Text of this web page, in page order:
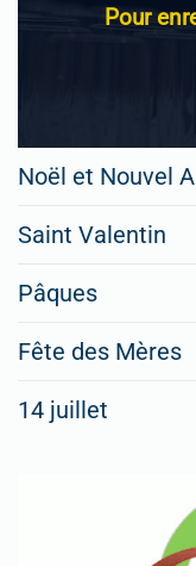
Pour
Noël et Nouvel
Saint Valentin
Pâques
Fête des Mères
14 juillet